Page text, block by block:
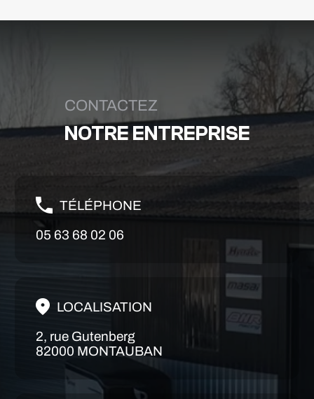
CONTACTEZ
NOTRE ENTREPRISE
TÉLÉPHONE
05 63 68 02 06
LOCALISATION
2, rue Gutenberg
82000 MONTAUBAN